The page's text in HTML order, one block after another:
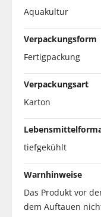
Aquakultur
Verpackungsform
Fertigpackung
Verpackungsart
Karton
tiefgekühlt
Warnhinweise
Das Produkt vor
dem Auftauen